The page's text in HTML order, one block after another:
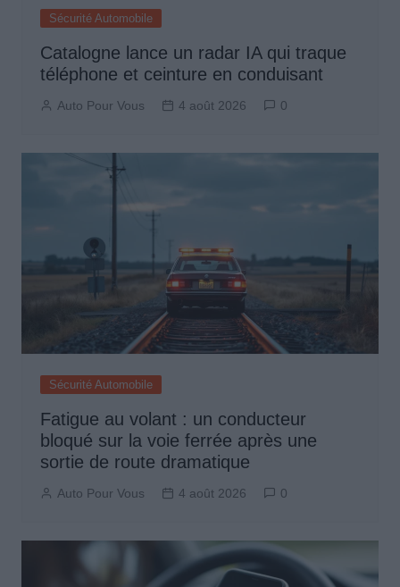
Sécurité Automobile
Catalogne lance un radar IA qui traque
téléphone et ceinture en conduisant
Auto Pour Vous 4 août 2026 0
Sécurité Automobile
Fatigue au volant : un conducteur
bloqué sur la voie ferrée après une
sortie de route dramatique
Auto Pour Vous 4 août 2026 0